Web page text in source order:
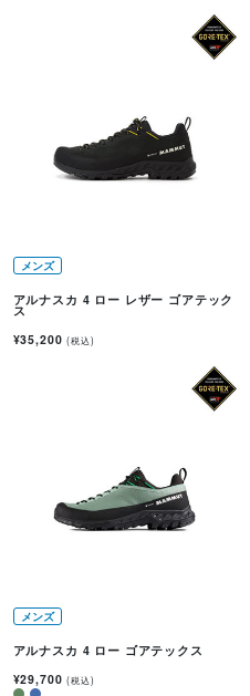
メンズ
アルナスカ 4 ロー レザー ゴアテック
ス
¥35,200(税込)
メンズ
アルナスカ 4 ロー ゴアテックス
¥29,700(税込)